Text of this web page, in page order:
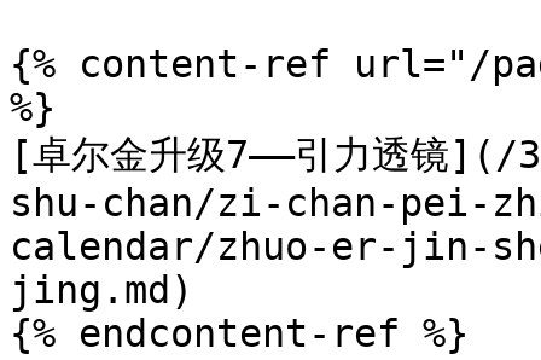
{% content-ref url="/
%}
[卓尔金升级7——引力透镜
shu-chan/zi-chan-pei-
calendar/zhuo-er-jin-
jing.md)
{% endcontent-ref %}